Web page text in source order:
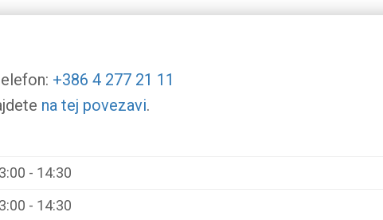
+386 4 277 21 11
na tej povezavi.
- 14:30
- 14:30